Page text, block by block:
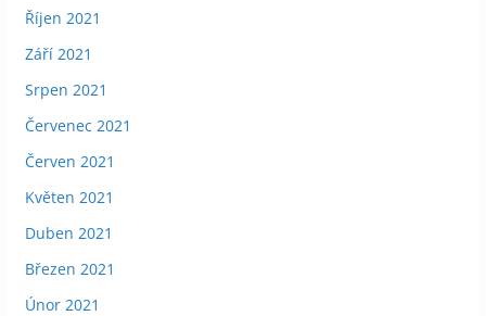
Říjen 2021
Září 2021
Srpen 2021
Červenec 2021
Červen 2021
Květen 2021
Duben 2021
Březen 2021
Únor 2021